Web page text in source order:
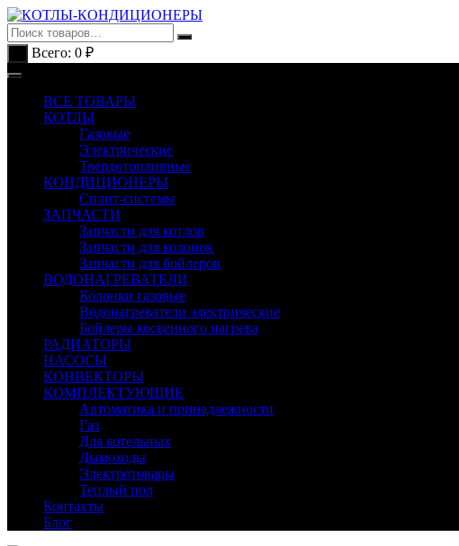
Перейти
к
содержимому
Всего: 0 ₽
ВСЕ ТОВАРЫ
КОТЛЫ
Газовые
Электрические
Твердотопливные
КОНДИЦИОНЕРЫ
Сплит-системы
ЗАПЧАСТИ
Запчасти для котлов
Запчасти для колонок
Запчасти для бойлеров
ВОДОНАГРЕВАТЕЛИ
Колонки газовые
Водонагреватели электрические
Бойлеры косвенного нагрева
РАДИАТОРЫ
НАСОСЫ
КОНВЕКТОРЫ
КОМПЛЕКТУЮЩИЕ
Автоматика и принадлежности
Газ
Для котельных
Дымоходы
Электротовары
Теплый пол
Контакты
Блог